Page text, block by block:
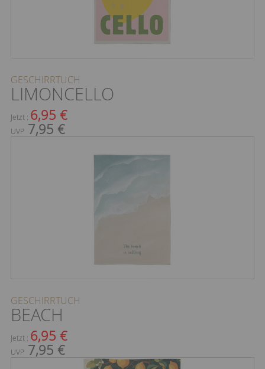
GESCHIRRTUCH
LIMONCELLO
Jetzt : 6,95 €
UVP 7,95 €
GESCHIRRTUCH
BEACH
Jetzt : 6,95 €
UVP 7,95 €